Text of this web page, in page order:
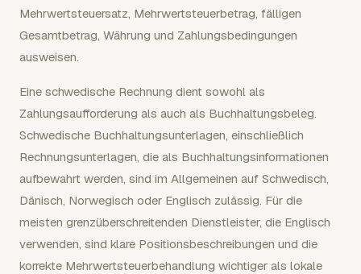
Mehrwertsteuersatz, Mehrwertsteuerbetrag, fälligen
Gesamtbetrag, Währung und Zahlungsbedingungen
ausweisen.
Eine schwedische Rechnung dient sowohl als
Zahlungsaufforderung als auch als Buchhaltungsbeleg.
Schwedische Buchhaltungsunterlagen, einschließlich
Rechnungsunterlagen, die als Buchhaltungsinformationen
aufbewahrt werden, sind im Allgemeinen auf Schwedisch,
Dänisch, Norwegisch oder Englisch zulässig. Für die
meisten grenzüberschreitenden Dienstleister, die Englisch
verwenden, sind klare Positionsbeschreibungen und die
korrekte Mehrwertsteuerbehandlung wichtiger als lokale